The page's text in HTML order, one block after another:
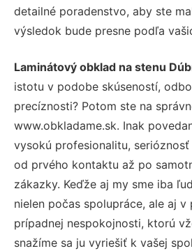
detailné poradenstvo, aby ste
výsledok bude presne podľa
Laminátový obklad na stenu
istotu v podobe skúseností,
precíznosti? Potom ste na
www.obkladame.sk. Inak
vysokú profesionalitu,
od prvého kontaktu až po
zákazky. Keďže aj my sme iba
nielen počas spolupráce, ale aj v
prípadnej nespokojnosti, ktorú
snažíme sa ju vyriešiť k vašej